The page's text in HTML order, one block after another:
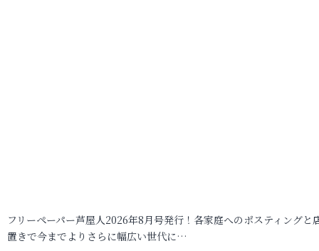
フリーペーパー芦屋人2026年8月号発行！各家庭へのポスティングと
置きで今までよりさらに幅広い世代に…